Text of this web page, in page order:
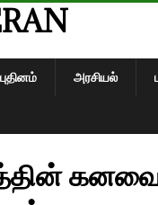
புதினம் அரசியல்